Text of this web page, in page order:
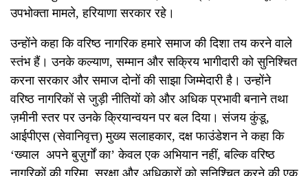
उपभोक्ता मामले, हरियाणा सरकार रहे।
उन्होंने कहा कि वरिष्ठ नागरिक हमारे समाज की दिशा तय करने वाले
स्तंभ हैं। उनके कल्याण, सम्मान और सक्रिय भागीदारी को सुनिश्चित
करना सरकार और समाज दोनों की साझा जिम्मेदारी है। उन्होंने
वरिष्ठ नागरिकों से जुड़ी नीतियों को और अधिक प्रभावी बनाने तथा
ज़मीनी स्तर पर उनके क्रियान्वयन पर बल दिया। संजय कुंडू,
आईपीएस (सेवानिवृत्त) मुख्य सलाहकार, दक्ष फाउंडेशन ने कहा कि
‘ख्याल अपने बुज़ुर्गों का’ केवल एक अभियान नहीं, बल्कि वरिष्ठ
नागरिकों की गरिमा, सुरक्षा और अधिकारों को सुनिश्चित करने की एक